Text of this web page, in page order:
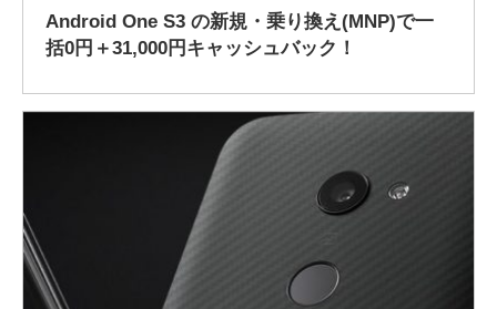
Android One S3 の新規・乗り換え(MNP)で一
括0円＋31,000円キャッシュバック！